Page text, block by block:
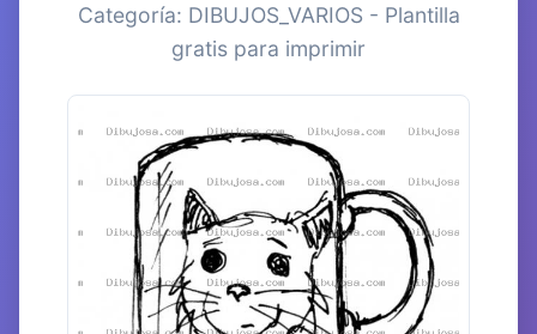
Categoría: DIBUJOS_VARIOS - Plantilla
gratis para imprimir